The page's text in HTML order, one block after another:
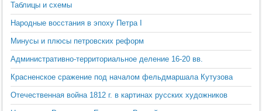
Таблицы и схемы
Народные восстания в эпоху Петра I
Минусы и плюсы петровских реформ
Административно-территориальное деление 16-20 вв.
Красненское сражение под началом фельдмаршала Кутузова
Отечественная война 1812 г. в картинах русских художников